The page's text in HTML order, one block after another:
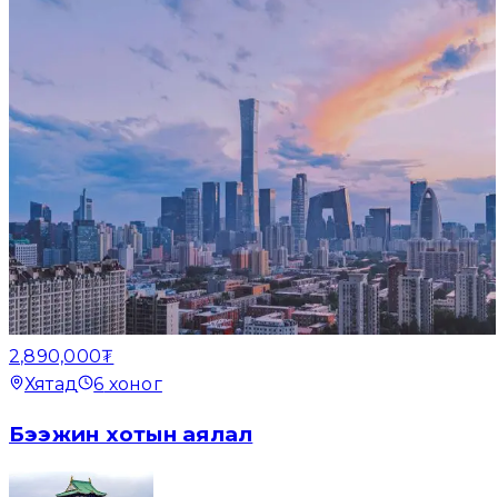
2,890,000₮
Хятад
6 хоног
Бээжин хотын аялал